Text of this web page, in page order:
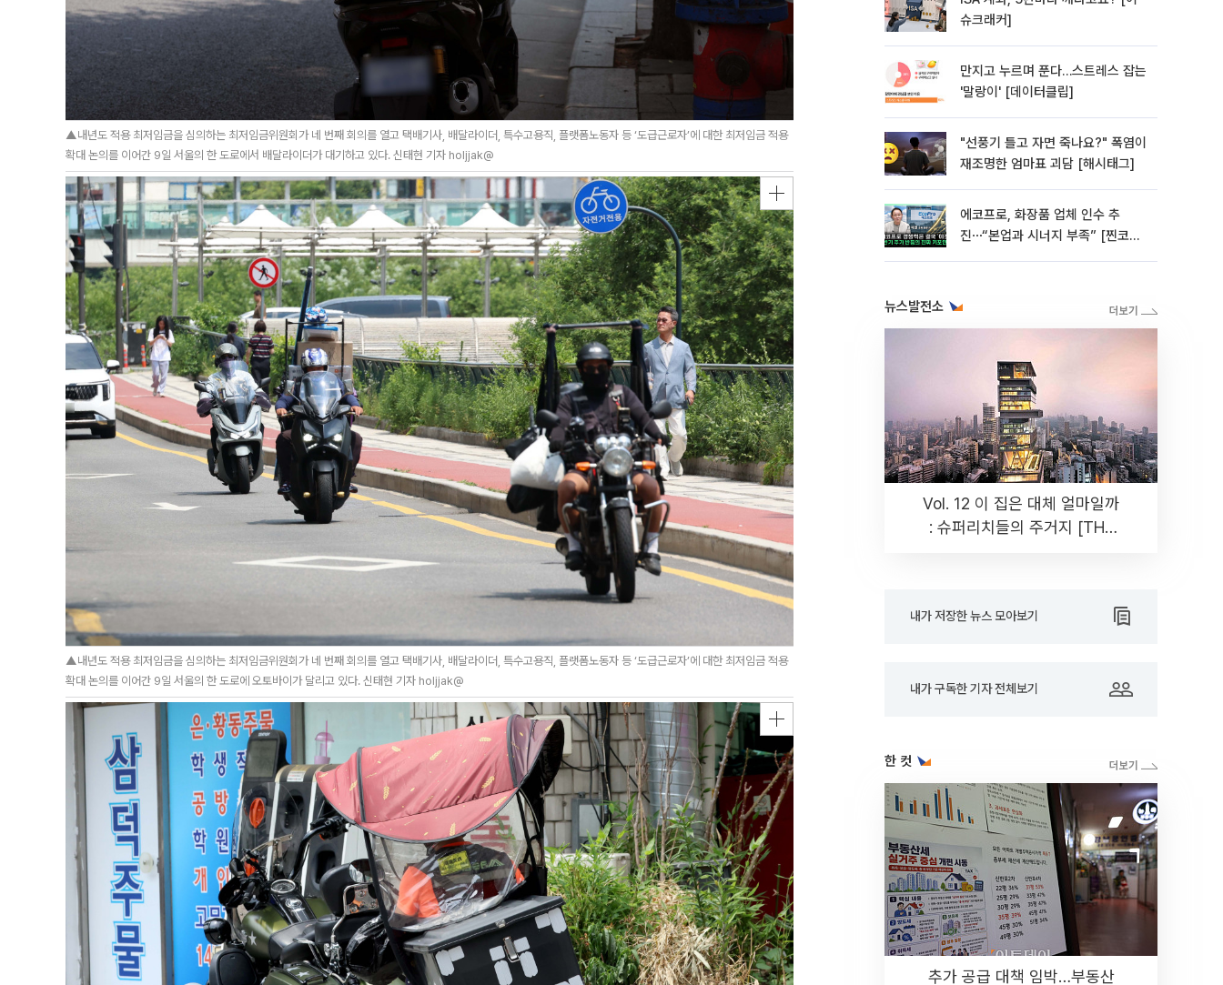
▲내년도 적용 최저임금을 심의하는 최저임금위원회가 네 번째 회의를 열고 택배기사, 배달라이더, 특수고용직, 플랫폼노동자 등 ‘도급근로자’에 대한 최저임금 적용
확대 논의를 이어간 9일 서울의 한 도로에서 배달라이더가 대기하고 있다. 신태현 기자 holjjak@
▲내년도 적용 최저임금을 심의하는 최저임금위원회가 네 번째 회의를 열고 택배기사, 배달라이더, 특수고용직, 플랫폼노동자 등 ‘도급근로자’에 대한 최저임금 적용
확대 논의를 이어간 9일 서울의 한 도로에 오토바이가 달리고 있다. 신태현 기자 holjjak@
슈크래커]
만지고 누르며 푼다…스트레스 잡는
'말랑이' [데이터클립]
"선풍기 틀고 자면 죽나요?" 폭염이
재조명한 엄마표 괴담 [해시태그]
에코프로, 화장품 업체 인수 추
진⋯“본업과 시너지 부족” [찐코노
뉴스발전소
Vol. 12 이 집은 대체 얼마일까
: 슈퍼리치들의 주거지 [THE
내가 저장한 뉴스 모아보기
내가 구독한 기자 전체보기
한 컷
추가 공급 대책 임박…부동산